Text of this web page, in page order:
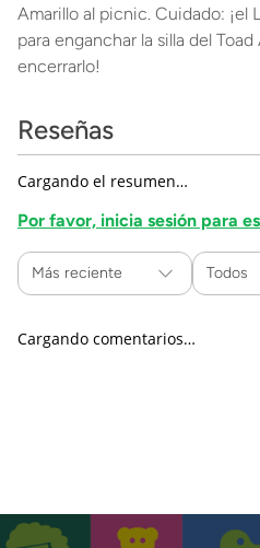
Amarillo al picnic. Cuidado: ¡el
para enganchar la silla del
encerrarlo!
Reseñas
Cargando el resumen…
Por favor, inicia sesión para
Más reciente Todos
Cargando comentarios…